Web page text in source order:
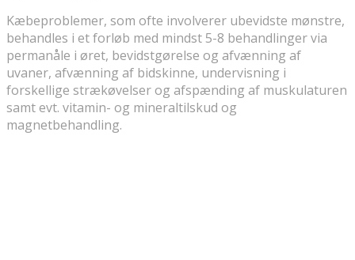
Kæbeproblemer, som ofte involverer ubevidste mønstre,
behandles i et forløb med mindst 5-8 behandlinger via
permanåle i øret, bevidstgørelse og afvænning af
uvaner, afvænning af bidskinne, undervisning i
forskellige strækøvelser og afspænding af muskulaturen
samt evt. vitamin- og mineraltilskud og
magnetbehandling.